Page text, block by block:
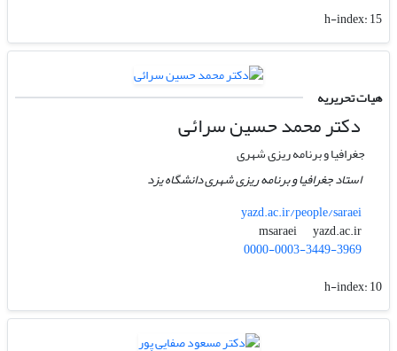
h-index:15
هیات تحریریه
دکتر محمد حسین سرائی
جغرافیا و برنامه ریزی شهری
استاد جغرافیا و برنامه ریزی شهری دانشگاه یزد
yazd.ac.ir/people/saraei
msaraei
yazd.ac.ir
0000-0003-3449-3969
h-index:10